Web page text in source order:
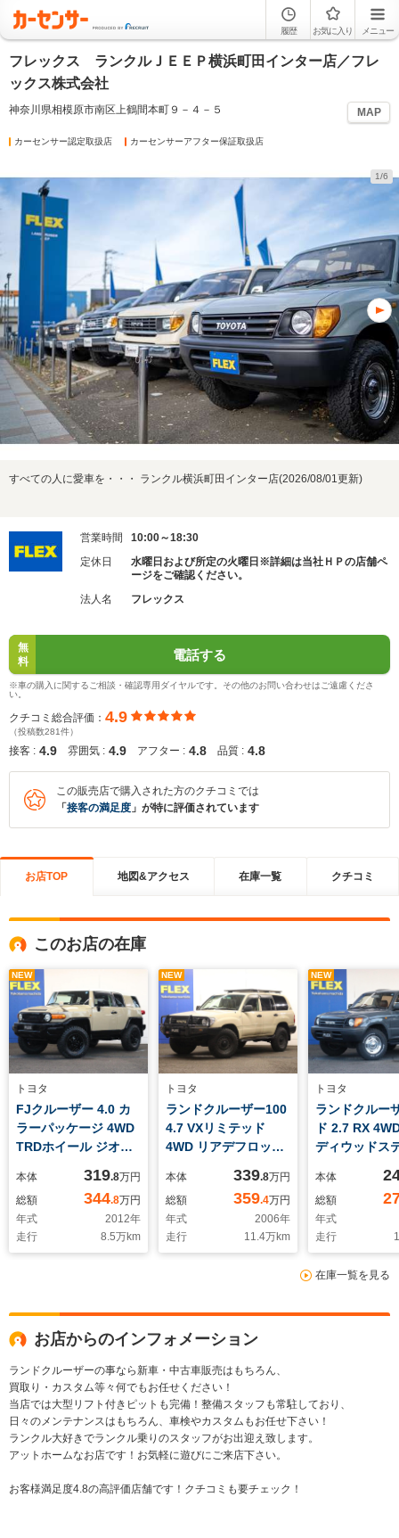
履歴 お気に入り メニュー
フレックス ランクルＪＥＥＰ横浜町田インター店／フレ
ックス株式会社
神奈川県相模原市南区上鶴間本町９－４－５ MAP
カーセンサー認定取扱店 カーセンサーアフター保証取扱店
1/6
すべての人に愛車を・・・ ランクル横浜町田インター店(2026/08/01更新)
営業時間
10:00～18:30
定休日
水曜日および所定の火曜日※詳細は当社ＨＰの店舗ペ
ージをご確認ください。
法人名
フレックス
無
料
電話する
※車の購入に関するご相談・確認専用ダイヤルです。その他のお問い合わせはご遠慮くださ
い。
クチコミ総合評価： 4.9
（投稿数281件）
接客 : 4.9 雰囲気 : 4.9 アフター : 4.8 品質 : 4.8
この販売店で購入された方のクチコミでは
「 接客の満足度 」が特に評価されています
お店TOP 地図&アクセス 在庫一覧 クチコミ
このお店の在庫
NEW
トヨタ
FJクルーザー 4.0 カ
ラーパッケージ 4WD
TRDホイール ジオラ
ペンドルトン内張
Bluetooth対応ナビバ
ックカメラ ETC車載
器 ブラック塗装 ス
テアリングスイッチ
本体 319.8万円
総額
344.8万円
年式
2012年
走行
8.5万km
NEW
トヨタ
ランドクルーザー100
4.7 VXリミテッド
4WD リアデフロッ
ンバー登録済み車両
Bluetooth対応ナビ
バックカメラ ETC車
載器 ウッドコンビハ
ンドル
本体 339.8万円
総額
359.4万円
年式
2006年
走行
11.4万km
NEW
トヨタ
ランドクルー
ド 2.7 RX
ディウッドス
カバー 新品
Bluetooth対
新品バックカ
ラレコ ETC
本体
総額
年式
走行
在庫一覧を見る
お店からのインフォメーション
ランドクルーザーの事なら新車・中古車販売はもちろん、
買取り・カスタム等々何でもお任せください！
当店では大型リフト付きピットも完備！整備スタッフも常駐しており、
日々のメンテナンスはもちろん、車検やカスタムもお任せ下さい！
ランクル大好きでランクル乗りのスタッフがお出迎え致します。
アットホームなお店です！お気軽に遊びにご来店下さい。
お客様満足度4.8の高評価店舗です！クチコミも要チェック！